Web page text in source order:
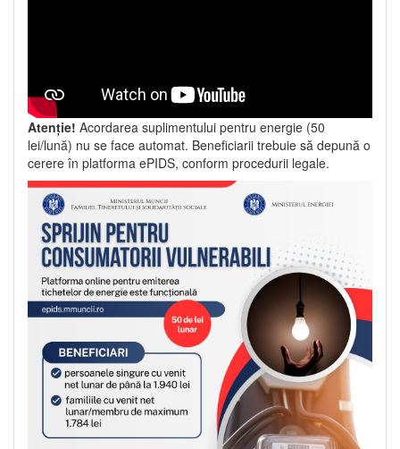
Atenție! Acordarea suplimentului pentru energie (50
lei/lună) nu se face automat. Beneficiarii trebuie să depună o
cerere în platforma ePIDS, conform procedurii legale.